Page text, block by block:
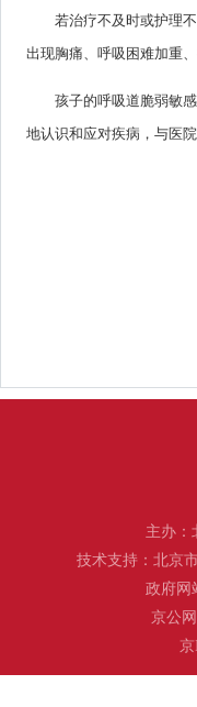
若治疗不及时或护理
出现胸痛、呼吸困难加重
孩子的呼吸道脆弱敏
地认识和应对疾病，与医
主办：
技术支持：北京
政府网
京公